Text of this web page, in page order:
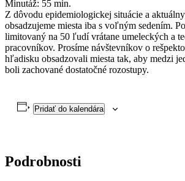
Minutáž: 55 min.
Z dôvodu epidemiologickej situácie a
obsadzujeme miesta iba s voľným sedením.
limitovaný na 50 ľudí vrátane umeleckých a
pracovníkov. Prosíme návštevníkov o
hľadisku obsadzovali miesta tak, aby medzi
boli zachované dostatočné rozostupy.
Pridať do kalendára
Podrobnosti